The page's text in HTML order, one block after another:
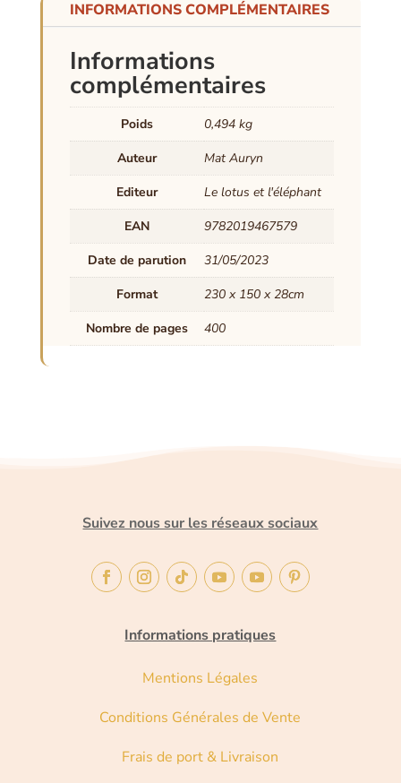
INFORMATIONS COMPLÉMENTAIRES
Informations
complémentaires
Poids
0,494 kg
Auteur
Mat Auryn
Editeur
Le lotus et l'éléphant
EAN
9782019467579
Date de parution
31/05/2023
Format
230 x 150 x 28cm
Nombre de pages
400
Suivez nous sur les réseaux sociaux
Informations pratiques
Mentions Légales
Conditions Générales de Vente
Frais de port & Livraison